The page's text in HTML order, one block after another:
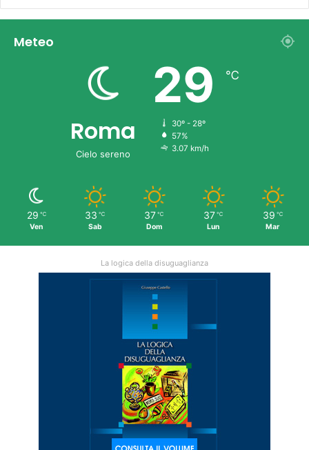
Meteo
Roma
Cielo sereno
29 ℃
30º - 28º
57%
3.07 km/h
29 ℃
Ven
33 ℃
Sab
37 ℃
Dom
37 ℃
Lun
39 ℃
Mar
La logica della disuguaglianza